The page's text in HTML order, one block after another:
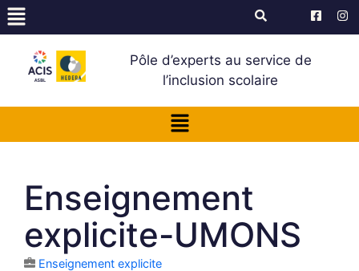
Pôle d’experts au service de
l’inclusion scolaire
Enseignement
explicite-UMONS
Enseignement explicite